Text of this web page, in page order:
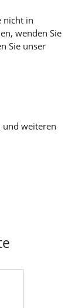
nicht in
wenden Sie
Sie unser
weiteren